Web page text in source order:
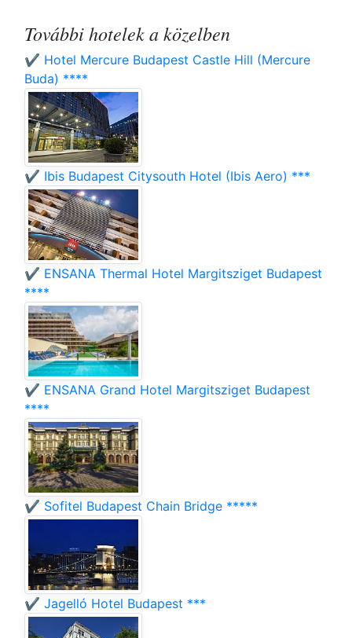
További hotelek a közelben
✔️ Hotel Mercure Budapest Castle Hill (Mercure
Buda) ****
✔️ Ibis Budapest Citysouth Hotel (Ibis Aero) ***
✔️ ENSANA Thermal Hotel Margitsziget Budapest
****
✔️ ENSANA Grand Hotel Margitsziget Budapest
****
✔️ Sofitel Budapest Chain Bridge *****
✔️ Jagelló Hotel Budapest ***